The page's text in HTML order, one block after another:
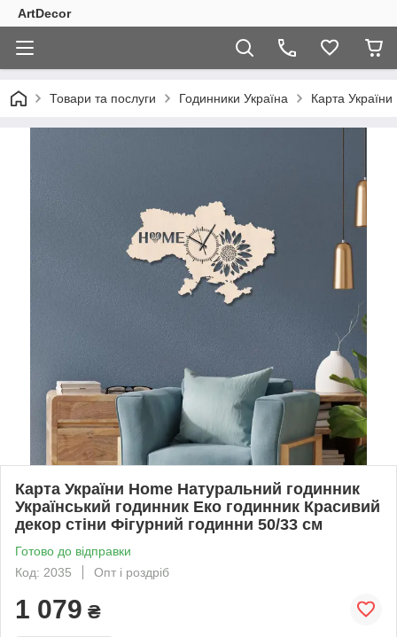
ArtDecor
Товари та послуги Годинники Україна Карта
Карта України Home Натуральний годинник
Український годинник Еко годинник Красивий
декор стіни Фігурний годинни 50/33 см
Готово до відправки
Код: 2035
Опт і роздріб
1 079 ₴